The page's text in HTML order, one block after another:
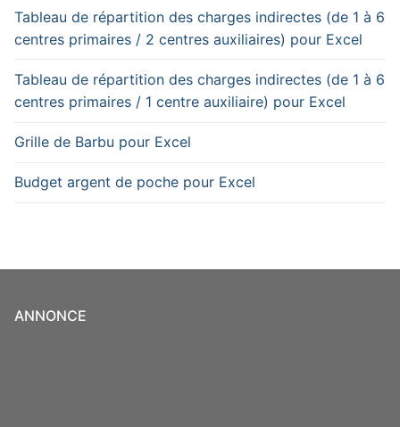
Tableau de répartition des charges indirectes (de 1 à 6
centres primaires / 2 centres auxiliaires) pour Excel
Tableau de répartition des charges indirectes (de 1 à 6
centres primaires / 1 centre auxiliaire) pour Excel
Grille de Barbu pour Excel
Budget argent de poche pour Excel
ANNONCE